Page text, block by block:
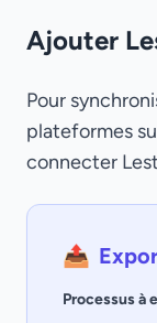
Ajouter
Pour
plateformes
connecter
📤
Processus à